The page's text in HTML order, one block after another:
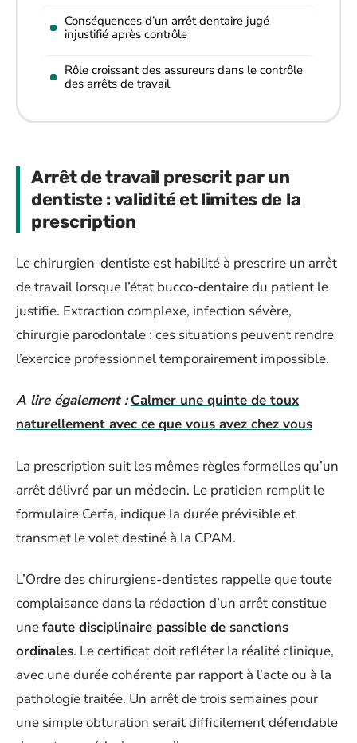
Conséquences d’un arrêt dentaire jugé
injustifié après contrôle
Rôle croissant des assureurs dans le contrôle
des arrêts de travail
Arrêt de travail prescrit par un
dentiste : validité et limites de la
prescription
Le chirurgien-dentiste est habilité à prescrire un arrêt
de travail lorsque l’état bucco-dentaire du patient le
justifie. Extraction complexe, infection sévère,
chirurgie parodontale : ces situations peuvent rendre
l’exercice professionnel temporairement impossible.
A lire également : Calmer une quinte de toux
naturellement avec ce que vous avez chez vous
La prescription suit les mêmes règles formelles qu’un
arrêt délivré par un médecin. Le praticien remplit le
formulaire Cerfa, indique la durée prévisible et
transmet le volet destiné à la CPAM.
L’Ordre des chirurgiens-dentistes rappelle que toute
complaisance dans la rédaction d’un arrêt constitue
unefaute disciplinaire passible de sanctions
ordinales. Le certificat doit refléter la réalité clinique,
avec une durée cohérente par rapport à l’acte ou à la
pathologie traitée. Un arrêt de trois semaines pour
une simple obturation serait difficilement défendable